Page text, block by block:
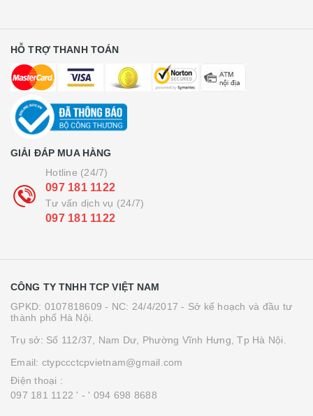
HỖ TRỢ THANH TOÁN
GIẢI ĐÁP MUA HÀNG
Hotline (24/7)
097 181 1122
Tư vấn dịch vụ (24/7)
097 181 1122
CÔNG TY TNHH TCP VIỆT NAM
GPKD: 0107818609 - NC: 24/4/2017 - Sở kế hoạch và đầu tư
thành phố Hà Nội.
Trụ sở: Số 112/37, Nam Dư, Phường Vĩnh Hưng, Tp Hà Nội.
Email: ctypccctcpvietnam@gmail.com
Điện thoại :
097 181 1122 ' - ' 094 698 8688